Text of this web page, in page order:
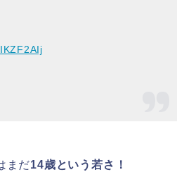
まだ14歳という若さ！